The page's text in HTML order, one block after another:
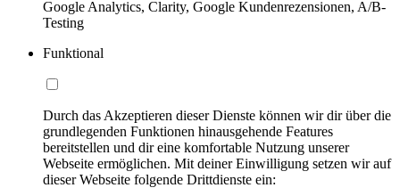
Google Analytics, Clarity, Google Kundenrezensionen, A/B-
Testing
Funktional
Durch das Akzeptieren dieser Dienste können wir dir über die
grundlegenden Funktionen hinausgehende Features
bereitstellen und dir eine komfortable Nutzung unserer
Webseite ermöglichen. Mit deiner Einwilligung setzen wir auf
dieser Webseite folgende Drittdienste ein: